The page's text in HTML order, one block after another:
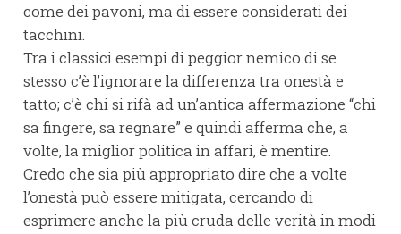
come dei pavoni, ma di essere considerati dei
tacchini.
Tra i classici esempi di peggior nemico di se
stesso c’è l’ignorare la differenza tra onestà e
tatto; c’è chi si rifà ad un’antica affermazione “chi
sa fingere, sa regnare” e quindi afferma che, a
volte, la miglior politica in affari, è mentire.
Credo che sia più appropriato dire che a volte
l’onestà può essere mitigata, cercando di
esprimere anche la più cruda delle verità in modi